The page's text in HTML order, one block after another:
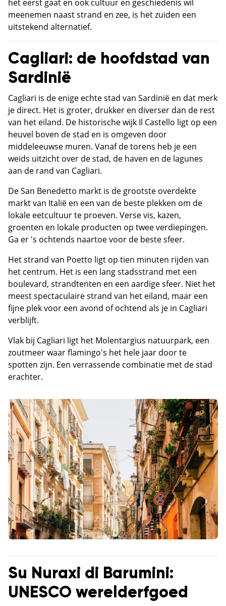
het eerst gaat en ook cultuur en geschiedenis wil
meenemen naast strand en zee, is het zuiden een
uitstekend alternatief.
Cagliari: de hoofdstad van
Sardinië
Cagliari is de enige echte stad van Sardinië en dat merk
je direct. Het is groter, drukker en diverser dan de rest
van het eiland. De historische wijk Il Castello ligt op een
heuvel boven de stad en is omgeven door
middeleeuwse muren. Vanaf de torens heb je een
weids uitzicht over de stad, de haven en de lagunes
aan de rand van Cagliari.
De San Benedetto markt is de grootste overdekte
markt van Italië en een van de beste plekken om de
lokale eetcultuur te proeven. Verse vis, kazen,
groenten en lokale producten op twee verdiepingen.
Ga er 's ochtends naartoe voor de beste sfeer.
Het strand van Poetto ligt op tien minuten rijden van
het centrum. Het is een lang stadsstrand met een
boulevard, strandtenten en een aardige sfeer. Niet het
meest spectaculaire strand van het eiland, maar een
fijne plek voor een avond of ochtend als je in Cagliari
verblijft.
Vlak bij Cagliari ligt het Molentargius natuurpark, een
zoutmeer waar flamingo's het hele jaar door te
spotten zijn. Een verrassende combinatie met de stad
erachter.
Su Nuraxi di Barumini:
UNESCO werelderfgoed